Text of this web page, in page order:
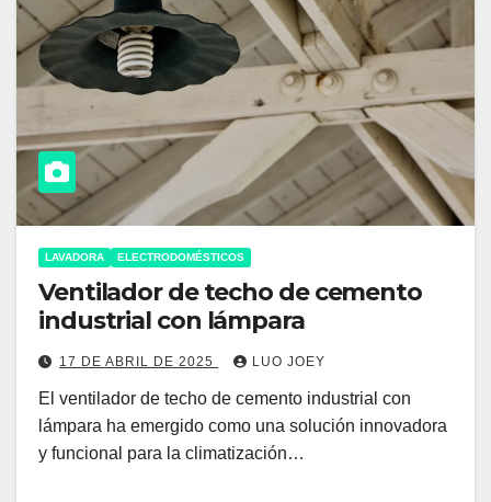
LAVADORA ELECTRODOMÉSTICOS
Ventilador de techo de cemento
industrial con lámpara
17 DE ABRIL DE 2025 LUO JOEY
El ventilador de techo de cemento industrial con
lámpara ha emergido como una solución innovadora
y funcional para la climatización…